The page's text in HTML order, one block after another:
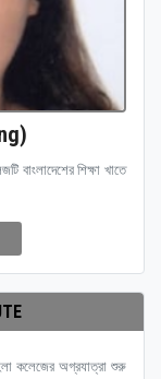
বাংলাদেশের শিক্ষা খাতে
কলেজের অগ্রযাত্রা শুরু